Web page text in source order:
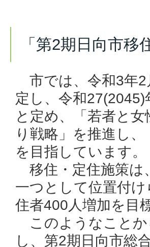
「第2期日向市
市では、令和3年2
定し、令和
と定め、「若者と
り戦略」を推進し
を目指しています。
移住・定住施策は
一つとして位置付
住者400人増加を目
このようなことか
し、第2期日向市総